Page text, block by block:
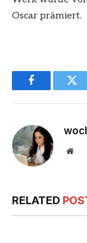
Oscar prämiert.
Facebook
RELATED